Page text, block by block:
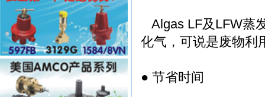
Algas LF及LFW蒸
化气，可说是废物利
● 节省时间